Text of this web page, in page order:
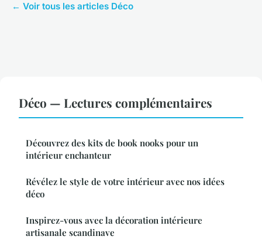
← Voir tous les articles Déco
Déco — Lectures complémentaires
Découvrez des kits de book nooks pour un
intérieur enchanteur
Révélez le style de votre intérieur avec nos idées
déco
Inspirez-vous avec la décoration intérieure
artisanale scandinave